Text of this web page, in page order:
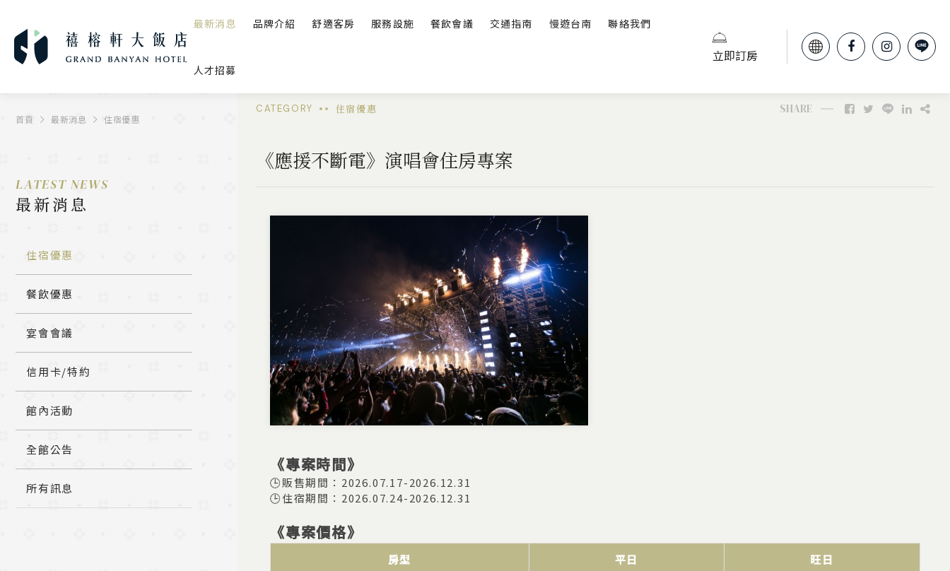
最新消息 品牌介紹 舒適客房 服務設施 餐飲會議 交通指南 慢遊台南 聯絡我們
人才招募
立即訂房
首頁 最新消息 住宿優惠
LATEST NEWS
最新消息
住宿優惠
餐飲優惠
宴會會議
信用卡/特約
館內活動
全館公告
所有訊息
CATEGORY 住宿優惠 SHARE
《應援不斷電》演唱會住房專案
《專案時間》
🕒販售期間：2026.07.17-2026.12.31
🕒住宿期間：2026.07.24-2026.12.31
《專案價格》
房型 平日 旺日